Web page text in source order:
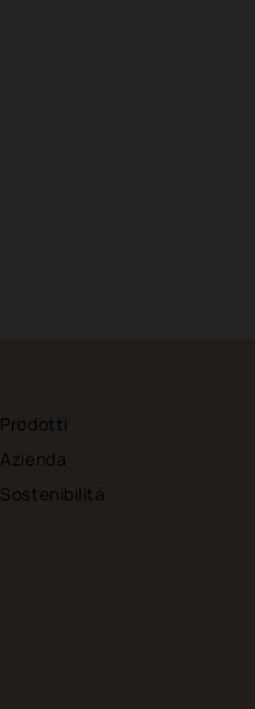
Prodotti
Azienda
Sostenibilità